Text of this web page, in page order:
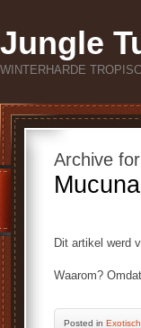
Jungle
WINTERHARDE
Archive for
Dit artikel werd
Waarom?
Posted in